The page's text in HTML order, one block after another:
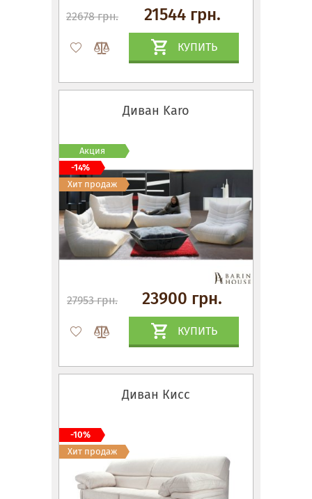
22678 грн. 21544 грн.
КУПИТЬ
Диван Karo
27953 грн. 23900 грн.
КУПИТЬ
Акция
-14%
Хит продаж
Диван Кисс
-10%
Хит продаж